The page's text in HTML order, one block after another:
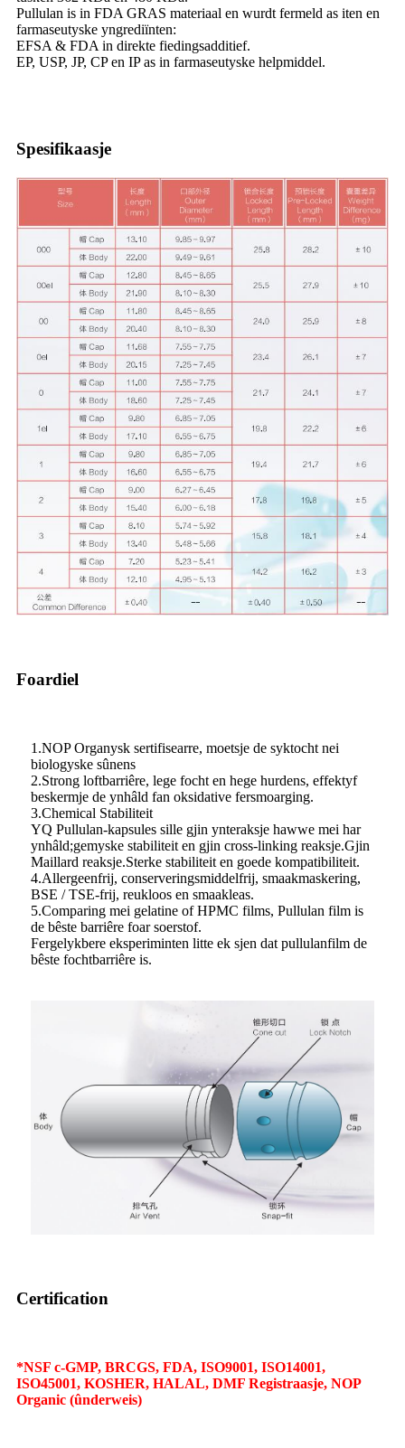
Pullulan is in FDA GRAS materiaal en wurdt fermeld as iten en
farmaseutyske yngrediïnten:
EFSA & FDA in direkte fiedingsadditief.
EP, USP, JP, CP en IP as in farmaseutyske helpmiddel.
Spesifikaasje
Foardiel
1.NOP Organysk sertifisearre, moetsje de syktocht nei
biologyske sûnens
2.Strong loftbarriêre, lege focht en hege hurdens, effektyf
beskermje de ynhâld fan oksidative fersmoarging.
3.Chemical Stabiliteit
YQ Pullulan-kapsules sille gjin ynteraksje hawwe mei har
ynhâld;gemyske stabiliteit en gjin cross-linking reaksje.Gjin
Maillard reaksje.Sterke stabiliteit en goede kompatibiliteit.
4.Allergeenfrij, conserveringsmiddelfrij, smaakmaskering,
BSE / TSE-frij, reukloos en smaakleas.
5.Comparing mei gelatine of HPMC films, Pullulan film is
de bêste barriêre foar soerstof.
Fergelykbere eksperiminten litte ek sjen dat pullulanfilm de
bêste fochtbarriêre is.
Certification
*NSF c-GMP, BRCGS, FDA, ISO9001, ISO14001,
ISO45001, KOSHER, HALAL, DMF Registraasje, NOP
Organic (ûnderweis)